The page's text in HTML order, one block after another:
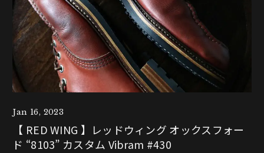
Jan 16, 2023
【 RED WING 】レッドウィング オックスフォー
ド “8103” カスタム Vibram #430